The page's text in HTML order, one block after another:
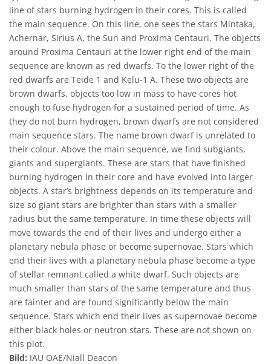
line of stars burning hydrogen in their cores. This is called
the main sequence. On this line, one sees the stars Mintaka,
Achernar, Sirius A, the Sun and Proxima Centauri. The objects
around Proxima Centauri at the lower right end of the main
sequence are known as red dwarfs. To the lower right of the
red dwarfs are Teide 1 and Kelu-1 A. These two objects are
brown dwarfs, objects too low in mass to have cores hot
enough to fuse hydrogen for a sustained period of time. As
they do not burn hydrogen, brown dwarfs are not considered
main sequence stars. The name brown dwarf is unrelated to
their colour. Above the main sequence, we find subgiants,
giants and supergiants. These are stars that have finished
burning hydrogen in their core and have evolved into larger
objects. A star’s brightness depends on its temperature and
size so giant stars are brighter than stars with a smaller
radius but the same temperature. In time these objects will
move towards the end of their lives and undergo either a
planetary nebula phase or become supernovae. Stars which
end their lives with a planetary nebula phase become a type
of stellar remnant called a white dwarf. Such objects are
much smaller than stars of the same temperature and thus
are fainter and are found significantly below the main
sequence. Stars which end their lives as supernovae become
either black holes or neutron stars. These are not shown on
this plot.
Bild: IAU OAE/Niall Deacon